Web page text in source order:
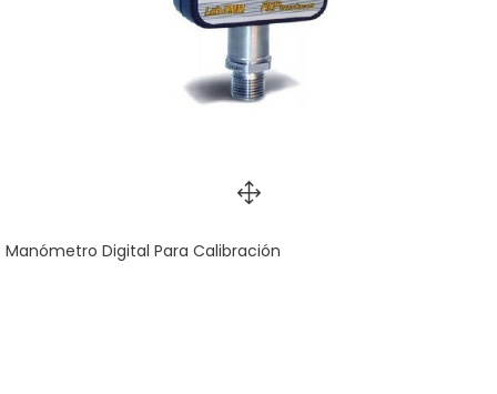
Manómetro Digital Para Calibración